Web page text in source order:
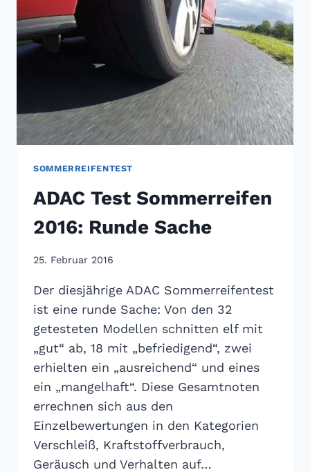
SOMMERREIFENTEST
ADAC Test Sommerreifen
2016: Runde Sache
25. Februar 2016
Der diesjährige ADAC Sommerreifentest
ist eine runde Sache: Von den 32
getesteten Modellen schnitten elf mit
„gut“ ab, 18 mit „befriedigend“, zwei
erhielten ein „ausreichend“ und eines
ein „mangelhaft“. Diese Gesamtnoten
errechnen sich aus den
Einzelbewertungen in den Kategorien
Verschleiß, Kraftstoffverbrauch,
Geräusch und Verhalten auf…